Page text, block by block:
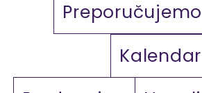
Preporučujemo
Kalendar